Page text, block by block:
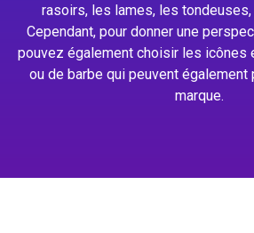
rasoirs, les lames, les
Cependant, pour donner une
pouvez également choisir les icônes
ou de barbe qui peuvent également
marque.